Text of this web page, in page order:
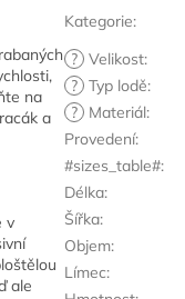
na
a
v
ale
Kategorie:
? Velikost:
? Typ lodě:
?
Materiál:
Provedení:
#sizes_table#:
Délka:
Šířka:
Objem:
Límec: